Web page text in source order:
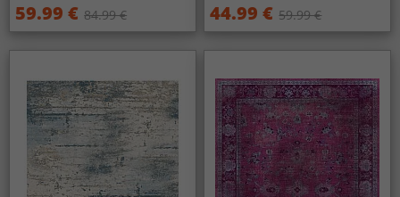
59.99 € 84.99 € 44.99 € 59.99 €